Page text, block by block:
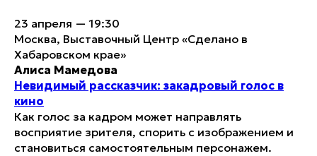
23 апреля — 19:30
Москва, Выставочный Центр «Сделано в
Хабаровском крае»
Алиса Мамедова
Невидимый рассказчик: закадровый голос в
кино
Как голос за кадром может направлять
восприятие зрителя, спорить с изображением и
становиться самостоятельным персонажем.